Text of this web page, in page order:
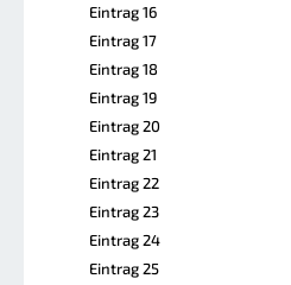
Eintrag 16
Eintrag 17
Eintrag 18
Eintrag 19
Eintrag 20
Eintrag 21
Eintrag 22
Eintrag 23
Eintrag 24
Eintrag 25